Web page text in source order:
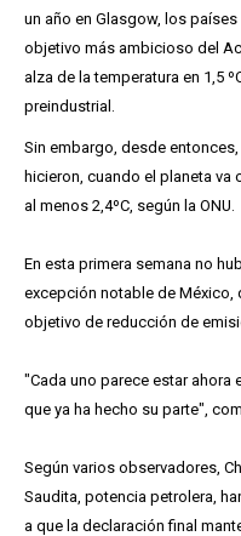
un año en Glasgow, los
objetivo más ambicioso del
alza de la temperatura en 1,5
preindustrial.
Sin embargo, desde
hicieron, cuando el planeta va
al menos 2,4ºC, según la ONU.
En esta primera semana no
excepción notable de México,
objetivo de reducción de
"Cada uno parece estar ahora
que ya ha hecho su parte",
Según varios observadores,
Saudita, potencia petrolera,
a que la declaración final